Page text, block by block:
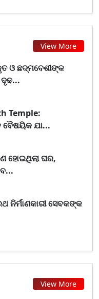
View More
ଓ ଛଦ୍ମବେଶୀଙ୍କ
Temple:
ବୈଷୟିକ ଯା...
ହୋଇଥିଲା ଘର,
ନିର୍ମାଣକାରୀ ସେବକଙ୍କ
View More